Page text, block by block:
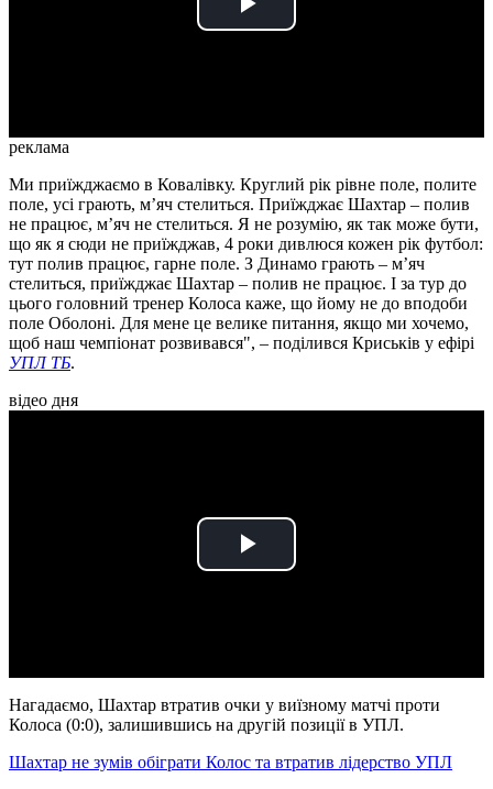
Play
реклама
Ми приїжджаємо в Ковалівку. Круглий рік рівне поле, полите
поле, усі грають, м’яч стелиться. Приїжджає Шахтар – полив
не працює, м’яч не стелиться. Я не розумію, як так може бути,
що як я сюди не приїжджав, 4 роки дивлюся кожен рік футбол:
тут полив працює, гарне поле. З Динамо грають – м’яч
стелиться, приїжджає Шахтар – полив не працює. І за тур до
цього головний тренер Колоса каже, що йому не до вподоби
поле Оболоні. Для мене це велике питання, якщо ми хочемо,
щоб наш чемпіонат розвивався", – поділився Криськів у ефірі
УПЛ ТБ.
відео дня
Play
Нагадаємо, Шахтар втратив очки у виїзному матчі проти
Колоса (0:0), залишившись на другій позиції в УПЛ.
Шахтар не зумів обіграти Колос та втратив лідерство УПЛ